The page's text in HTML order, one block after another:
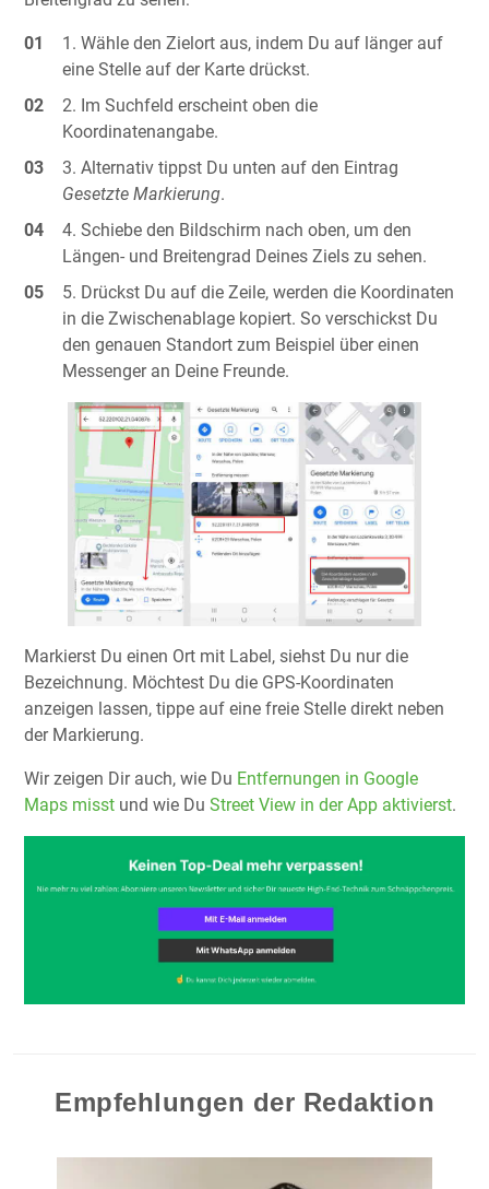
Wähle den Zielort aus, indem Du auf länger auf
eine Stelle auf der Karte drückst.
Im Suchfeld erscheint oben die
Koordinatenangabe.
Alternativ tippst Du unten auf den Eintrag
Gesetzte Markierung.
Schiebe den Bildschirm nach oben, um den
Längen- und Breitengrad Deines Ziels zu sehen.
Drückst Du auf die Zeile, werden die Koordinaten
in die Zwischenablage kopiert. So verschickst Du
den genauen Standort zum Beispiel über einen
Messenger an Deine Freunde.
Markierst Du einen Ort mit Label, siehst Du nur die
Bezeichnung. Möchtest Du die GPS-Koordinaten
anzeigen lassen, tippe auf eine freie Stelle direkt neben
der Markierung.
Wir zeigen Dir auch, wie Du Entfernungen in Google
Maps misst und wie Du Street View in der App aktivierst.
Empfehlungen der Redaktion